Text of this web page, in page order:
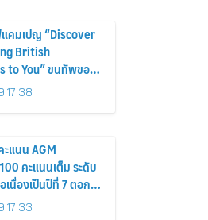
คมเปญ “Discover
British
to You” ขนทัพของ
มฮิตจากสหราช
ตรงถึงมือตั้งแต่วัน
17:38
ะแนน AGM
คะแนนเต็ม ระดับ
เนื่องเป็นปีที่ 7 ตอกย้ำ
กิจตามหลักธรรมาภิ
17:33